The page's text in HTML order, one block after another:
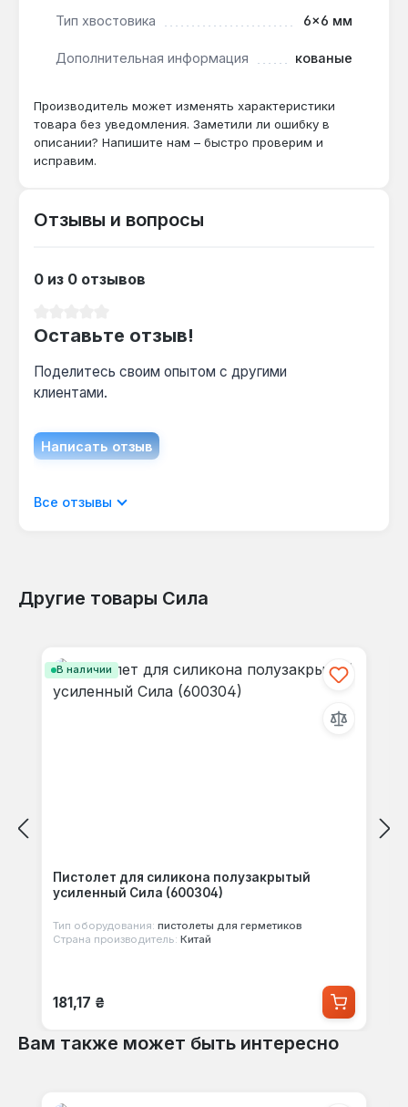
доставка по Украине.
мягких металлов?
Да — кованая хромованадиевая сталь
твёрдостью 45-50 HRC не деформирует
латунные или алюминиевые гайки при
же размера?
срыва граней на 30% по сравнению с
Тип хвостовика 6×6 мм
Дополнительная информация кованые
Производитель может изменять характеристики
товара без уведомления. Заметили ли ошибку в
описании? Напишите нам – быстро проверим и
исправим.
Отзывы и вопросы
0 из 0 отзывов
Оставьте отзыв!
Поделитесь своим опытом с другими
клиентами.
Написать отзыв
Отображать отзывы только на текущем
Все отзывы
Другие товары Сила
В наличии
Пистолет для силикона полузакрытый
усиленный Сила (600304)
Тип оборудования: пистолеты для герметиков
Страна производитель: Китай
Обычная цена:
181,17 ₴
Вам также может быть интересно